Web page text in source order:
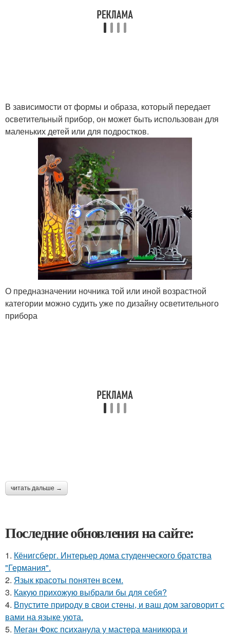
В зависимости от формы и образа, который передает
осветительный прибор, он может быть использован для
маленьких детей или для подростков.
О предназначении ночника той или иной возрастной
категории можно судить уже по дизайну осветительного
прибора
читать дальше →
Последние обновления на сайте:
1. Кёнигсберг. Интерьер дома студенческого братства
"Германия".
2. Язык красоты понятен всем.
3. Какую прихожую выбрали бы для себя?
4. Впустите природу в свои стены, и ваш дом заговорит с
вами на языке уюта.
5. Меган Фокс психанула у мастера маникюра и